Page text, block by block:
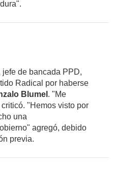
jefe de bancada PPD,
Radical por haberse
Blumel . "Me
"Hemos visto por
una
agregó, debido
previa.